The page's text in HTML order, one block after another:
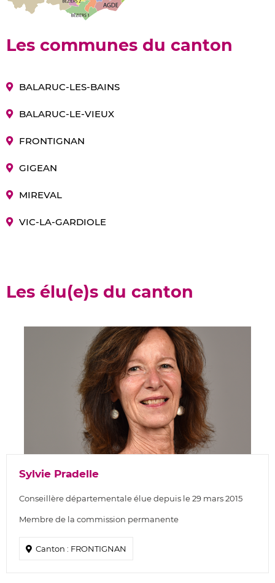
Les communes du canton
BALARUC-LES-BAINS
BALARUC-LE-VIEUX
FRONTIGNAN
GIGEAN
MIREVAL
VIC-LA-GARDIOLE
Les élu(e)s du canton
Sylvie Pradelle
Conseillère départementale élue depuis le 29 mars 2015
Membre de la commission permanente
Canton : FRONTIGNAN